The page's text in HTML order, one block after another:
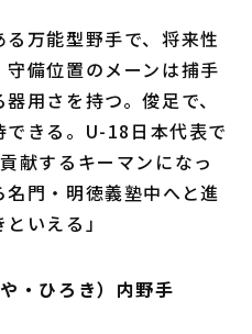
る万能型野手で、将来性
備位置のメーンは捕手
用さを持つ。俊足で、
きる。U-18日本代表で
献するキーマンになっ
門・明徳義塾中へと進
いえる」
・ひろき）内野手